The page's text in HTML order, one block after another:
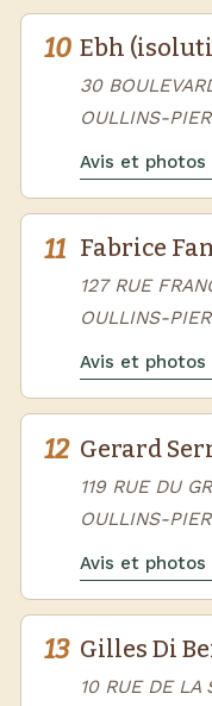
10 Ebh
30
OULLINS-
Avis et
11 Fabrice
127 RUE
OULLINS-
Avis et
12 Gerard
119 RUE DU
OULLINS-
Avis et
13 Gilles Di
10 RUE DE